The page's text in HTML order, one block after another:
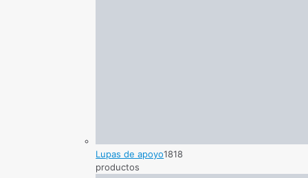
Lupas de apoyo1818
productos